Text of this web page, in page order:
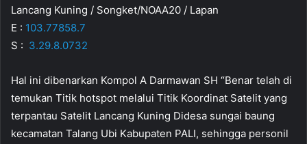
Lancang Kuning / Songket/NOAA20 / Lapan
E : 103.77858.7
S : 3.29.8.0732
Hal ini dibenarkan Kompol A Darmawan SH “Benar telah di
temukan Titik hotspot melalui Titik Koordinat Satelit yang
terpantau Satelit Lancang Kuning Didesa sungai baung
kecamatan Talang Ubi Kabupaten PALI, sehingga personil